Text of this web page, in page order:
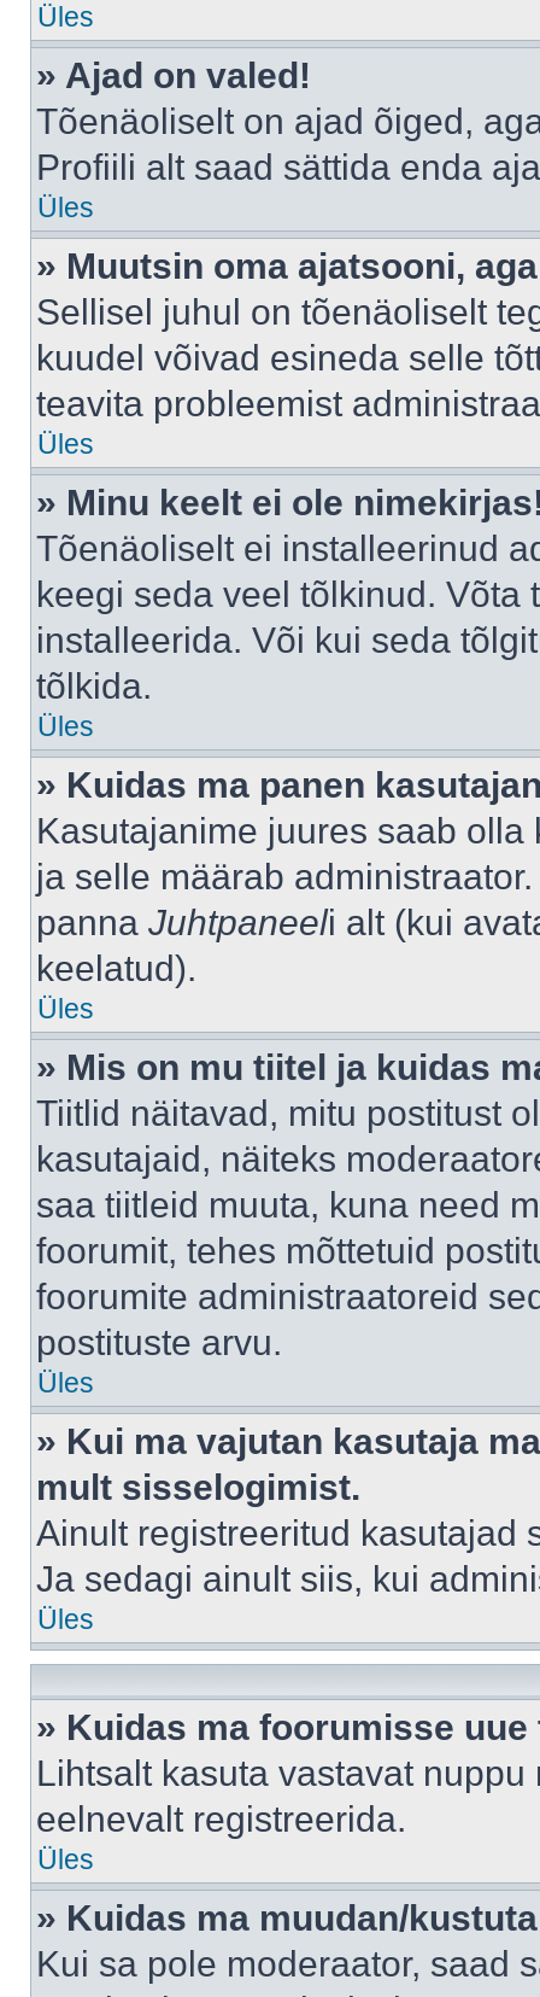
Üles
» Ajad on valed!
Tõenäoliselt on ajad õiged,
Profiili alt saad sättida enda
Üles
» Muutsin oma ajatsooni,
Sellisel juhul on tõenäoliselt
kuudel võivad esineda selle
teavita probleemist
Üles
» Minu keelt ei ole
Tõenäoliselt ei installeerinud
keegi seda veel tõlkinud.
installeerida. Või kui seda
tõlkida.
Üles
» Kuidas ma panen
Kasutajanime juures saab
ja selle määrab
panna Juhtpaneeli alt (kui
keelatud).
Üles
» Mis on mu tiitel ja kuidas
Tiitlid näitavad, mitu postitust
kasutajaid, näiteks
saa tiitleid muuta, kuna need
foorumit, tehes mõttetuid
foorumite administraatoreid
postituste arvu.
Üles
» Kui ma vajutan kasutaja
mult sisselogimist.
Ainult registreeritud kasutajad
Ja sedagi ainult siis, kui
Üles
» Kuidas ma foorumisse uue
Lihtsalt kasuta vastavat
eelnevalt registreerida.
Üles
» Kuidas ma muudan/
Kui sa pole moderaator, saad